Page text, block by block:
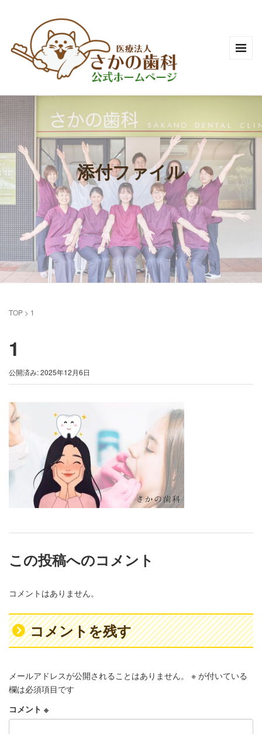
添付ファイル
TOP > 1
1
公開済み: 2025年12月6日
この投稿へのコメント
コメントはありません。
コメントを残す
メールアドレスが公開されることはありません。 ※ が付いている
欄は必須項目です
コメント ※